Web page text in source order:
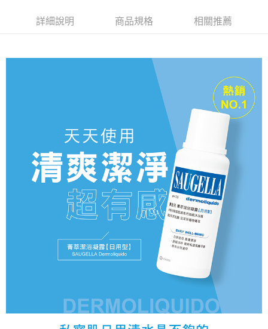
３．未成年的使用者請事先徵得法定代理人或監護人之同意方可使用
時審查核予不同之上限額度；若仍有額度不足之情形，本公司將視審查結果
５．嚴禁一人註冊多個帳號或使用他人資訊註冊。若發現惡意使用之情形，
恩沛科技股份有限公司將有權停止該用戶之使用額度並採取法律行動。
宅配(本島)
詳細說明 商品規格 相關推薦